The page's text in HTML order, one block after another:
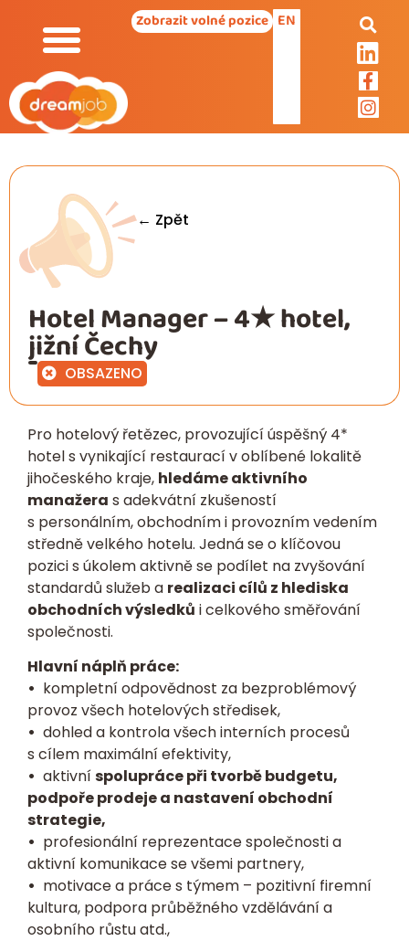
Zobrazit volné pozice EN
← Zpět
Hotel Manager – 4★ hotel,
jižní Čechy
OBSAZENO
Pro hotelový řetězec, provozující úspěšný 4*
hotel s vynikající restaurací v oblíbené lokalitě
jihočeského kraje, hledáme aktivního
manažera s adekvátní zkušeností
s personálním, obchodním i provozním vedením
středně velkého hotelu. Jedná se o klíčovou
pozici s úkolem aktivně se podílet na zvyšování
standardů služeb a realizaci cílů z hlediska
obchodních výsledků i celkového směřování
společnosti.
Hlavní náplň práce:
• kompletní odpovědnost za bezproblémový
provoz všech hotelových středisek,
• dohled a kontrola všech interních procesů
s cílem maximální efektivity,
• aktivníspolupráce při tvorbě budgetu,
podpoře prodeje a nastavení obchodní
strategie,
• profesionální reprezentace společnosti a
aktivní komunikace se všemi partnery,
• motivace a práce s týmem – pozitivní firemní
kultura, podpora průběžného vzdělávání a
osobního růstu atd.,